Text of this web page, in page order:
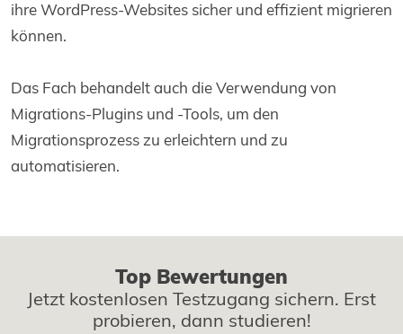
ihre WordPress-Websites sicher und effizient migrieren
können.
Das Fach behandelt auch die Verwendung von
Migrations-Plugins und -Tools, um den
Migrationsprozess zu erleichtern und zu
automatisieren.
Top Bewertungen
Jetzt kostenlosen Testzugang sichern. Erst
probieren, dann studieren!